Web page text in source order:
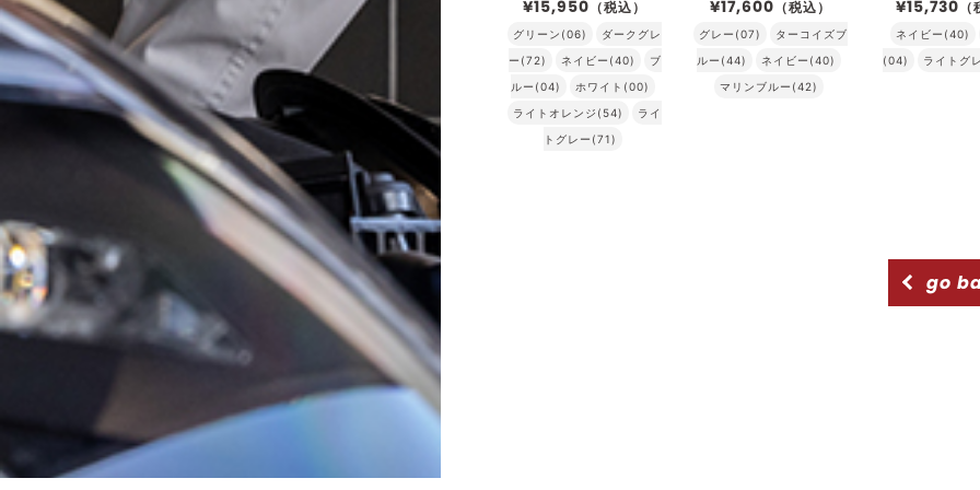
¥15,950 （税込）
グリーン(06)
ダークグレ
ー(72)
ネイビー(40)
ブ
ルー(04)
ホワイト(00)
ライトオレンジ(54)
ライ
トグレー(71)
¥17,600 （税込）
グレー(07)
ターコイズブ
ルー(44)
ネイビー(40)
マリンブルー(42)
¥15,730 （
ネイビー(40)
(04)
ライトグ
go